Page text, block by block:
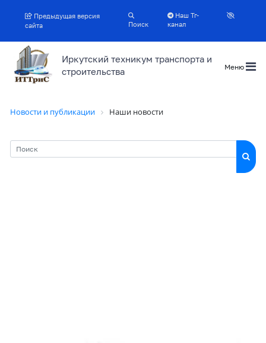
Предыдущая версия
сайта
Поиск
Наш Тг-
канал
Иркутский техникум транспорта и
строительства
Меню
Новости и публикации Наши новости